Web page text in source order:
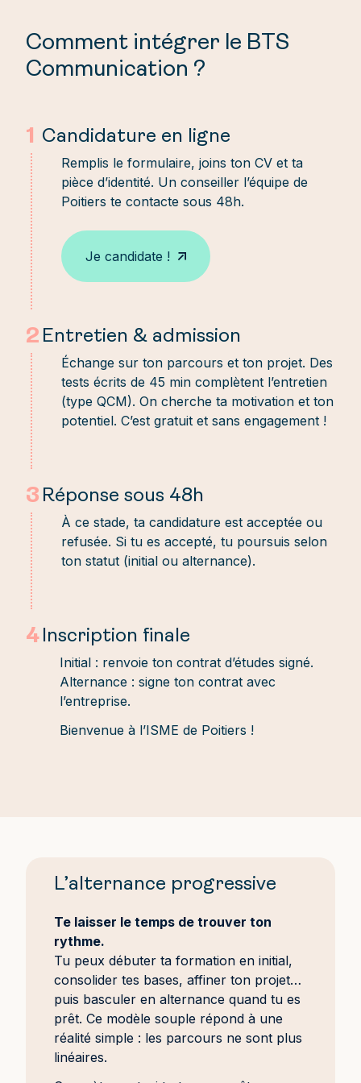
examens
> Dont 700€ d’acompte
Comment intégrer le BTS
Communication ?
1 Candidature en ligne
Remplis le formulaire, joins ton CV et ta
pièce d’identité. Un conseiller l’équipe de
Poitiers te contacte sous 48h.
Je candidate !
2 Entretien & admission
Échange sur ton parcours et ton projet. Des
tests écrits de 45 min complètent l’entretien
(type QCM). On cherche ta motivation et ton
potentiel. C’est gratuit et sans engagement !
3 Réponse sous 48h
À ce stade, ta candidature est acceptée ou
refusée. Si tu es accepté, tu poursuis selon
ton statut (initial ou alternance).
4 Inscription finale
Initial : renvoie ton contrat d’études signé.
Alternance : signe ton contrat avec
l’entreprise.
Bienvenue à l’ISME de Poitiers !
L’alternance progressive
Te laisser le temps de trouver ton
rythme.
Tu peux débuter ta formation en initial,
consolider tes bases, affiner ton projet…
puis basculer en alternance quand tu es
prêt. Ce modèle souple répond à une
réalité simple : les parcours ne sont plus
linéaires.